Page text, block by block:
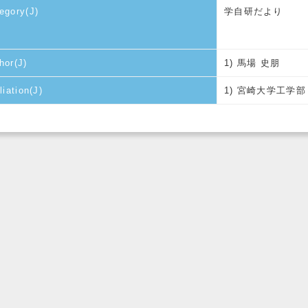
学自研だより
1) 馬場 史朋
1) 宮崎大学工学部